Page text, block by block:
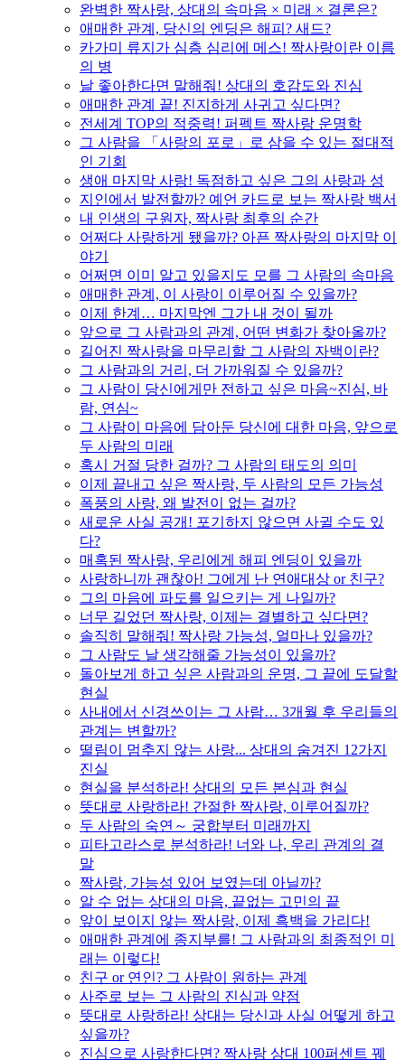
완벽한 짝사랑, 상대의 속마음 × 미래 × 결론은?
애매한 관계, 당신의 엔딩은 해피? 새드?
카가미 류지가 심층 심리에 메스! 짝사랑이란 이름
의 병
날 좋아한다면 말해줘! 상대의 호감도와 진심
애매한 관계 끝! 진지하게 사귀고 싶다면?
전세계 TOP의 적중력! 퍼펙트 짝사랑 운명학
그 사람을 「사랑의 포로」로 삼을 수 있는 절대적
인 기회
생애 마지막 사랑! 독점하고 싶은 그의 사랑과 성
지인에서 발전할까? 예언 카드로 보는 짝사랑 백서
내 인생의 구원자, 짝사랑 최후의 순간
어쩌다 사랑하게 됐을까? 아픈 짝사랑의 마지막 이
야기
어쩌면 이미 알고 있을지도 모를 그 사람의 속마음
애매한 관계, 이 사랑이 이루어질 수 있을까?
이제 한계… 마지막엔 그가 내 것이 될까
앞으로 그 사람과의 관계, 어떤 변화가 찾아올까?
길어진 짝사랑을 마무리할 그 사람의 자백이란?
그 사람과의 거리, 더 가까워질 수 있을까?
그 사람이 당신에게만 전하고 싶은 마음~진심, 바
람, 연심~
그 사람이 마음에 담아둔 당신에 대한 마음, 앞으로
두 사람의 미래
혹시 거절 당한 걸까? 그 사람의 태도의 의미
이제 끝내고 싶은 짝사랑, 두 사람의 모든 가능성
폭풍의 사랑, 왜 발전이 없는 걸까?
새로운 사실 공개! 포기하지 않으면 사귈 수도 있
다?
매혹된 짝사랑, 우리에게 해피 엔딩이 있을까
사랑하니까 괜찮아! 그에게 난 연애대상 or 친구?
그의 마음에 파도를 일으키는 게 나일까?
너무 길었던 짝사랑, 이제는 결별하고 싶다면?
솔직히 말해줘! 짝사랑 가능성, 얼마나 있을까?
그 사람도 날 생각해줄 가능성이 있을까?
돌아보게 하고 싶은 사람과의 운명, 그 끝에 도달할
현실
사내에서 신경쓰이는 그 사람… 3개월 후 우리들의
관계는 변할까?
떨림이 멈추지 않는 사랑... 상대의 숨겨진 12가지
진실
현실을 분석하라! 상대의 모든 본심과 현실
뜻대로 사랑하라! 간절한 짝사랑, 이루어질까?
두 사람의 숙연～ 궁합부터 미래까지
피타고라스로 분석하라! 너와 나, 우리 관계의 결
말
짝사랑, 가능성 있어 보였는데 아닐까?
알 수 없는 상대의 마음, 끝없는 고민의 끝
앞이 보이지 않는 짝사랑, 이제 흑백을 가리다!
애매한 관계에 종지부를! 그 사람과의 최종적인 미
래는 이렇다!
친구 or 연인? 그 사람이 원하는 관계
사주로 보는 그 사람의 진심과 약점
뜻대로 사랑하라! 상대는 당신과 사실 어떻게 하고
싶을까?
진심으로 사랑한다면? 짝사랑 상대 100퍼센트 꿰